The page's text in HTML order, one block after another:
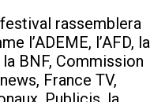
rassemblera
l’ADEME, l’AFD, la
BNF, Commission
France TV,